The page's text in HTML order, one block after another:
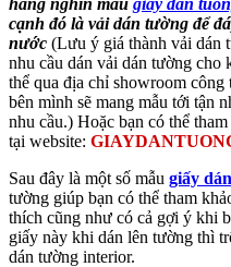
hàng nghìn mẫu giay dan
cạnh đó là vải dán tường để
nước (Lưu ý giá thành vải dán
nhu cầu dán vải dán tường cho
thể qua địa chỉ showroom
bên mình sẽ mang mẫu tới tận
nhu cầu.) Hoặc bạn có thể
tại website:
Sau đây là một số mẫu giấy
tường giúp bạn có thể tham
thích cũng như có cả gợi ý khi
giấy này khi dán lên tường thì
dán tường interior.